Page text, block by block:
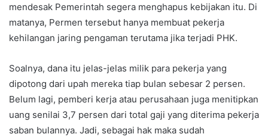
mendesak Pemerintah segera menghapus kebijakan itu. Di
matanya, Permen tersebut hanya membuat pekerja
kehilangan jaring pengaman terutama jika terjadi PHK.
Soalnya, dana itu jelas-jelas milik para pekerja yang
dipotong dari upah mereka tiap bulan sebesar 2 persen.
Belum lagi, pemberi kerja atau perusahaan juga menitipkan
uang senilai 3,7 persen dari total gaji yang diterima pekerja
saban bulannya. Jadi, sebagai hak maka sudah